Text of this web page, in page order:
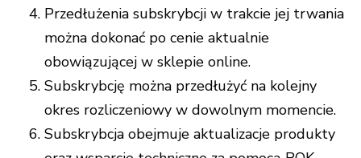
Przedłużenia subskrybcji w trakcie jej trwania
można dokonać po cenie aktualnie
obowiązującej w sklepie online.
Subskrybcję można przedłużyć na kolejny
okres rozliczeniowy w dowolnym momencie.
Subskrybcja obejmuje aktualizacje produkty